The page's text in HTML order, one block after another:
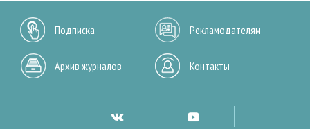
Подписка Рекламодателям
Архив журналов Контакты